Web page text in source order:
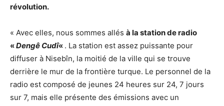
révolution.
« Avec elles, nous sommes allés à la station de radio
«Dengê Cudî« . La station est assez puissante pour
diffuser à Nisebîn, la moitié de la ville qui se trouve
derrière le mur de la frontière turque. Le personnel de la
radio est composé de jeunes 24 heures sur 24, 7 jours
sur 7, mais elle présente des émissions avec un